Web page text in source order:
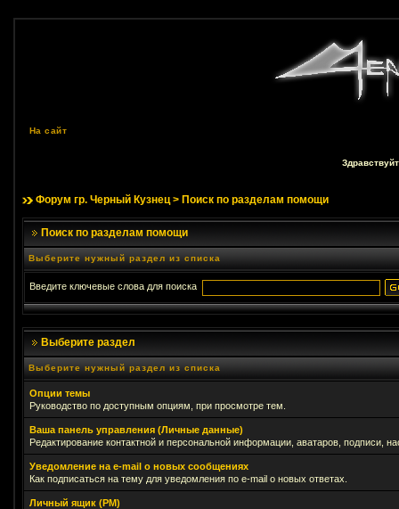
На сайт
Форум гр. Черный Кузнец> Поиск по разделам помощи
Поиск по разделам помощи
Выберите нужный раздел из списка
Введите ключевые слова для поиска
Выберите раздел
Выберите нужный раздел из списка
Опции темы
Руководство по доступным опциям, при просмотре тем.
Ваша панель управления (Личные данные)
Редактирование контактной и персональной информации, аватаров, подписи,
Уведомление на e-mail о новых сообщениях
Как подписаться на тему для уведомления по e-mail о новых ответах.
Личный ящик (PM)